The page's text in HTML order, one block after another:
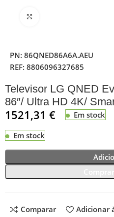
PN:86QNED86A6A.AEU
REF:8806096327685
Televisor LG QNED
86″/ Ultra HD 4K/
1521,31€ Em stock
Em stock
Comparar Adicionar